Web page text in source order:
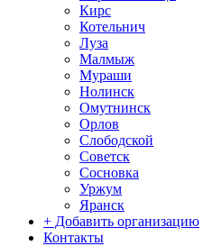
Кирс
Котельнич
Луза
Малмыж
Мураши
Нолинск
Омутнинск
Орлов
Слободской
Советск
Сосновка
Уржум
Яранск
+ Добавить организацию
Контакты